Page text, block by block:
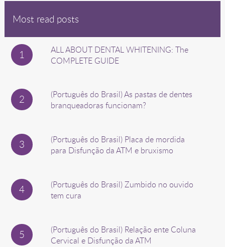
Most read posts
ALL ABOUT DENTAL WHITENING: The
COMPLETE GUIDE
(Português do Brasil) As pastas de dentes
branqueadoras funcionam?
(Português do Brasil) Placa de mordida
para Disfunção da ATM e bruxismo
(Português do Brasil) Zumbido no ouvido
tem cura
(Português do Brasil) Relação ente Coluna
Cervical e Disfunção da ATM